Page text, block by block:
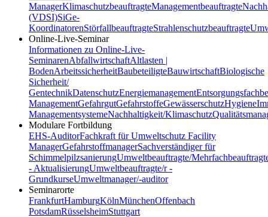
ManagerKlimaschutzbeauftragteManagementbeauftragte
(VDSI)SiGe-
KoordinatorenStörfallbeauftragteStrahlenschutzbeauftragte
Online-Live-Seminar
Informationen zu Online-Live-
SeminarenAbfallwirtschaftAltlasten |
BodenArbeitssicherheitBaubeteiligteBauwirtschaftBiologische
Sicherheit/
GentechnikDatenschutzEnergiemanagement
ManagementGefahrgutGefahrstoffeGewässerschutzHygiene
ManagementsystemeNachhaltigkeit/Klimaschutz
Modulare Fortbildung
EHS-AuditorFachkraft für Umweltschutz Facility
ManagerGefahrstoffmanagerSachverständiger für
SchimmelpilzsanierungUmweltbeauftragte/
- AktualisierungUmweltbeauftragte/r -
GrundkurseUmweltmanager/-auditor
Seminarorte
FrankfurtHamburgKölnMünchenOffenbach
PotsdamRüsselsheimStuttgart